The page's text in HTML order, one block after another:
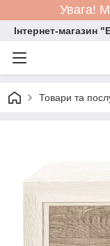
Увага!
Інтернет-магазин
Товари та